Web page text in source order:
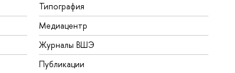
Типография
Медиацентр
Журналы ВШЭ
Публикации